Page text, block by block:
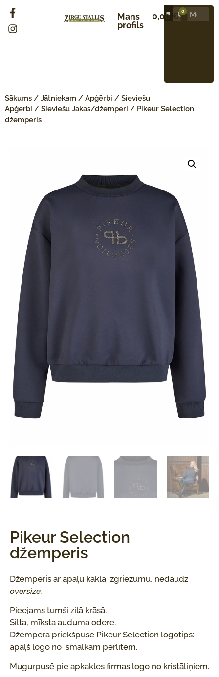
Mans
profils
0,00 € 0
Sākums / Jātniekam / Apģērbi / Sieviešu
Apģērbi / Sieviešu Jakas/džemperi / Pikeur Selection
džemperis
Pikeur Selection
džemperis
Džemperis ar apaļu kakla izgriezumu, nedaudz
oversize.
Pieejams tumši zilā krāsā.
Silta, mīksta auduma odere.
Džempera priekšpusē Pikeur Selection logotips:
apaļš logo no smalkām pērlītēm.
Mugurpusē pie apkakles firmas logo no kristāliņiem.